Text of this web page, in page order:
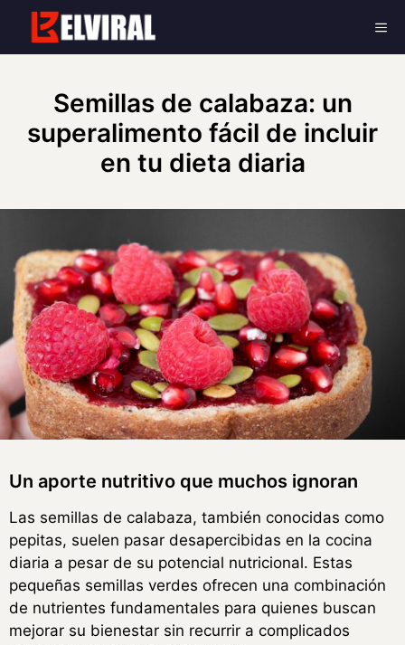
content
Semillas de calabaza: un
superalimento fácil de incluir
en tu dieta diaria
Un aporte nutritivo que muchos ignoran
Las semillas de calabaza, también conocidas como
pepitas, suelen pasar desapercibidas en la cocina
diaria a pesar de su potencial nutricional. Estas
pequeñas semillas verdes ofrecen una combinación
de nutrientes fundamentales para quienes buscan
mejorar su bienestar sin recurrir a complicados